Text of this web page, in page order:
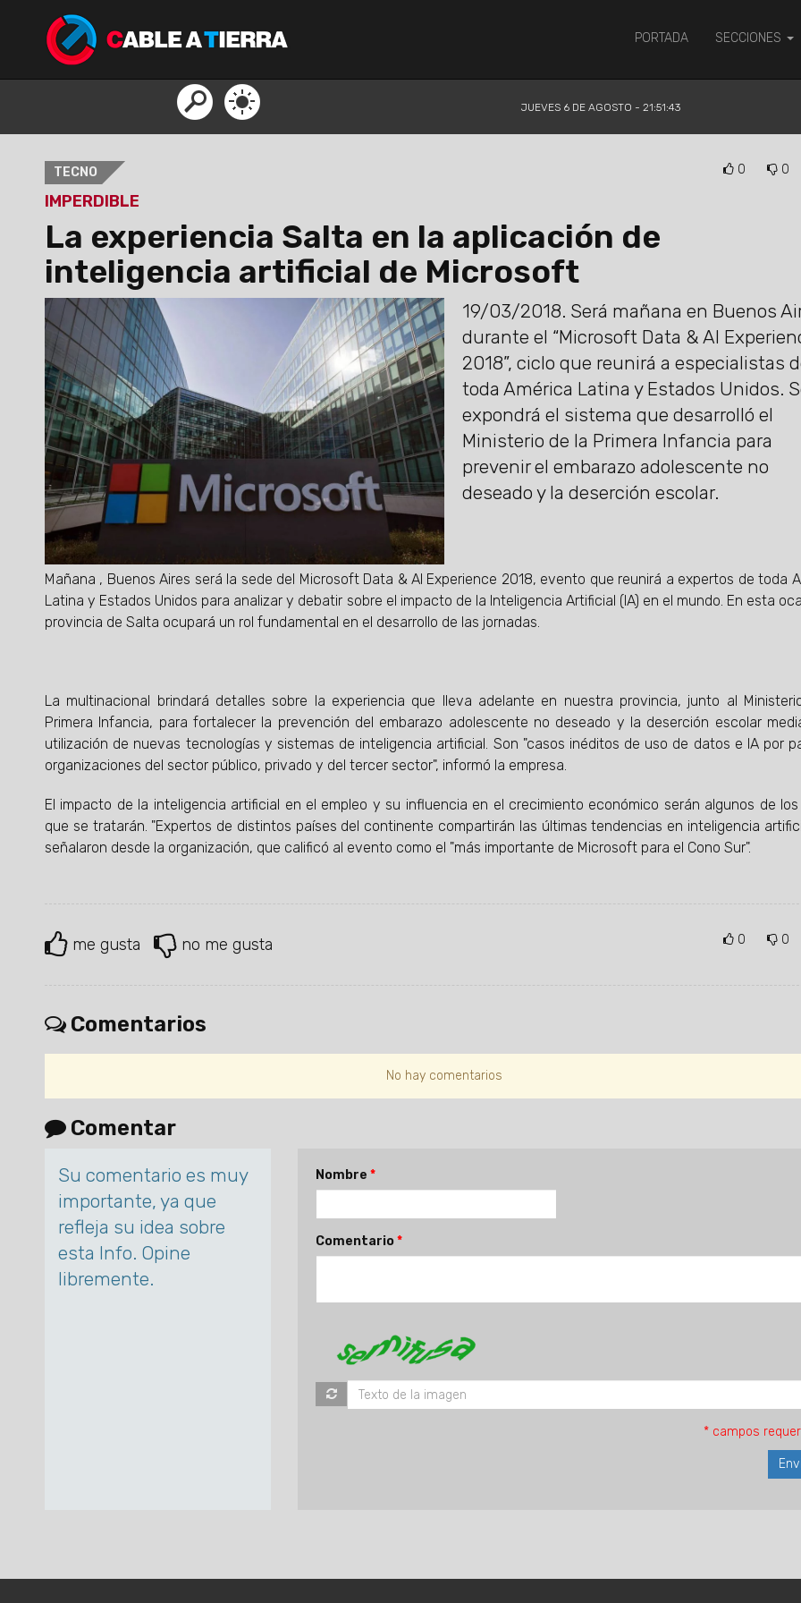
PORTADA SECCIONES
JUEVES 6 DE AGOSTO - 21:51:44
TECNO 0 0
IMPERDIBLE
La experiencia Salta en la aplicación de
inteligencia artificial de Microsoft
19/03/2018. Será mañana en Buenos
durante el “Microsoft Data & AI
2018”, ciclo que reunirá a especialistas
toda América Latina y Estados Unidos.
expondrá el sistema que desarrolló el
Ministerio de la Primera Infancia para
prevenir el embarazo adolescente no
deseado y la deserción escolar.
Mañana , Buenos Aires será la sede del Microsoft Data & AI Experience 2018, evento que reunirá a expertos de toda
Latina y Estados Unidos para analizar y debatir sobre el impacto de la Inteligencia Artificial (IA) en el mundo. En esta
provincia de Salta ocupará un rol fundamental en el desarrollo de las jornadas.
La multinacional brindará detalles sobre la experiencia que lleva adelante en nuestra provincia, junto al
Primera Infancia, para fortalecer la prevención del embarazo adolescente no deseado y la deserción escolar
utilización de nuevas tecnologías y sistemas de inteligencia artificial. Son "casos inéditos de uso de datos e IA por
organizaciones del sector público, privado y del tercer sector", informó la empresa.
El impacto de la inteligencia artificial en el empleo y su influencia en el crecimiento económico serán algunos de
que se tratarán. "Expertos de distintos países del continente compartirán las últimas tendencias en inteligencia
señalaron desde la organización, que calificó al evento como el "más importante de Microsoft para el Cono Sur".
me gusta no me gusta 0 0
Comentarios
No hay comentarios
Comentar
Su comentario es muy
importante, ya que
refleja su idea sobre
esta Info. Opine
libremente.
Nombre
Comentario
* campos